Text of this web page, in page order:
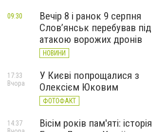
Вечір 8 і ранок 9 серпня
Слов’янськ перебував під
атакою ворожих дронів
НОВИНИ
09:30
У Києві попрощалися з
Олексієм Юковим
ФОТОФАКТ
17:33
Вчора
Вісім років пам'яті: історія
14:37